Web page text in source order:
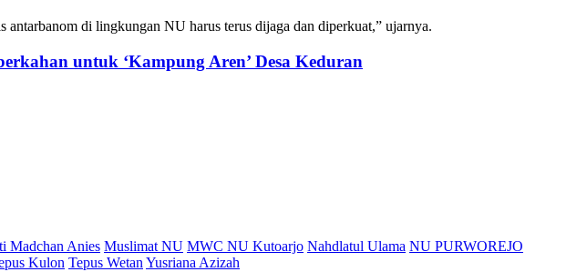
antarbanom di lingkungan NU harus terus dijaga dan diperkuat,” ujarnya.
untuk ‘Kampung Aren’ Desa Keduran
Madchan Anies Muslimat NU MWC NU Kutoarjo Nahdlatul Ulama NU PURWOREJO
Kulon Tepus Wetan Yusriana Azizah